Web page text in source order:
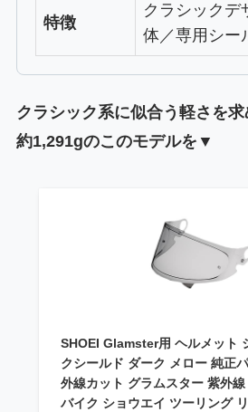
特徴
クラシックデ
体／専用シー
クラシック系に似合う軽さを
約1,291gのこのモデルを▼
SHOEI Glamster用 ヘルメット
クシールド ダーク メロー 純正
外線カット グラムスター 紫外
バイク ショウエイ ツーリング